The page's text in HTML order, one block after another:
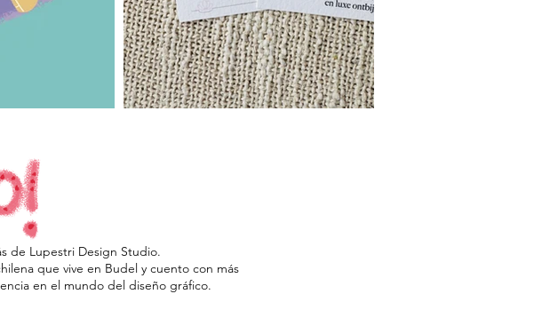
de Lupestri Design Studio.
que vive en Budel y cuento con más
en el mundo del diseño gráfico.